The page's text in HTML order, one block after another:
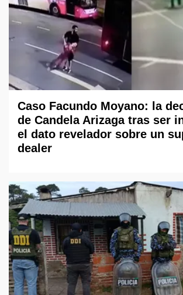
Caso Facundo Moyano: la
de Candela Arizaga tras ser
el dato revelador sobre un
dealer